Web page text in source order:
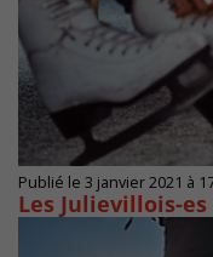
Publié le 3 janvier 2021 à
Les Julievillois-